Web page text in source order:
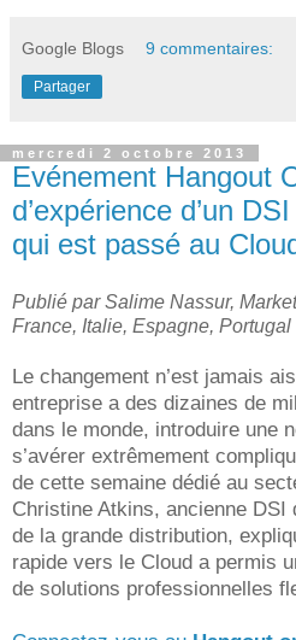
Google Blogs 9 commentaires:
Partager
mercredi 2 octobre 2013
Evénement Hangout
d’expérience d’un
qui est passé au
Publié par Salime Nassur,
France, Italie, Espagne, Portugal
Le changement n’est jamais
entreprise a des dizaines de
dans le monde, introduire une
s’avérer extrêmement
de cette semaine dédié au
Christine Atkins, ancienne DSI
de la grande distribution,
rapide vers le Cloud a permis
de solutions professionnelles